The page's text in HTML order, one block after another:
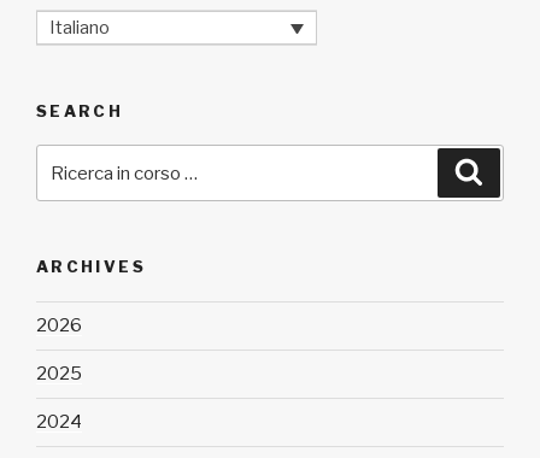
Italiano
SEARCH
ARCHIVES
2026
2025
2024